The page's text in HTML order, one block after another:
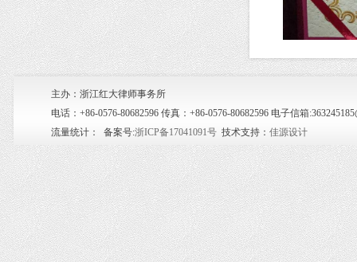
主办：浙江红大律师事务所
电话：+86-0576-80682596 传真：+86-0576-80682596 电子信箱
流量统计：
备案号:浙ICP备17041091号技术支持： 佳源设计